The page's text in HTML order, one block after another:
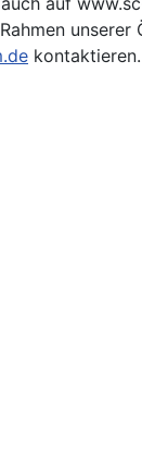
kontaktieren.